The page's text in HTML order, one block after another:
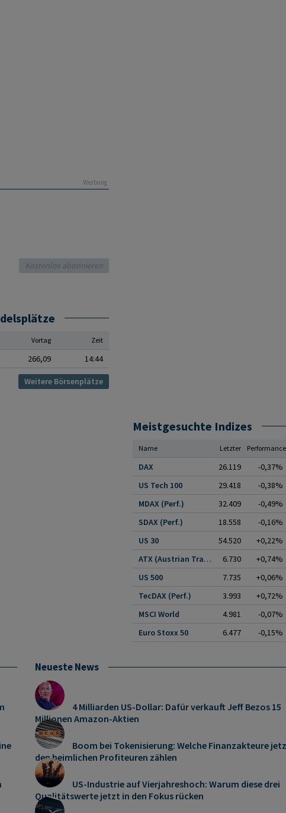
Werbung
Vortag Zeit
266,09 14:44
Weitere Börsenplätze
Meistgesuchte Indizes
Name Letzter Performance
DAX 26.119
-0,37%
US Tech 100
29.418
-0,38%
MDAX (Perf.)
32.409
-0,49%
SDAX (Perf.)
18.558
-0,16%
US 30
54.520
+0,22%
ATX (Austrian Traded.
6.730
+0,74%
US 500
7.735
+0,06%
TecDAX (Perf.)
3.993
+0,72%
MSCI World
4.981
-0,07%
Euro Stoxx 50
6.477 -0,15%
Neueste News
4 Milliarden US-Dollar: Dafür verkauft Jeff Bezos 15
Millionen Amazon-Aktien
Boom bei Tokenisierung: Welche Finanzakteure
den heimlichen Profiteuren zählen
US-Industrie auf Vierjahreshoch: Warum diese drei
Qualitätswerte jetzt in den Fokus rücken